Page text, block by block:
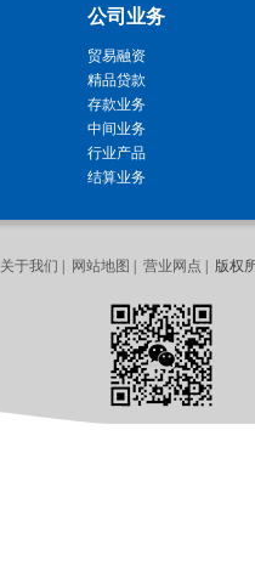
公司业务
贸易融资
精品贷款
存款业务
中间业务
行业产品
结算业务
关于我们 网站地图 营业网点 | 版权